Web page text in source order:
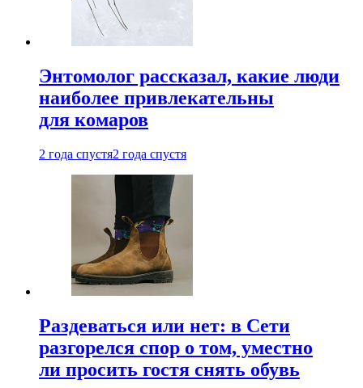
Энтомолог рассказал, какие люди
наиболее привлекательны
для комаров
2 года спустя2 года спустя
Раздеваться или нет: в Сети
разгорелся спор о том, уместно
ли просить гостя снять обувь